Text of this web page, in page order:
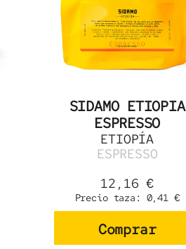
SIDAMO ETIOPIA
ESPRESSO
ETIOPÍA
ESPRESSO
12,16€
Precio taza: 0,41 €
Comprar